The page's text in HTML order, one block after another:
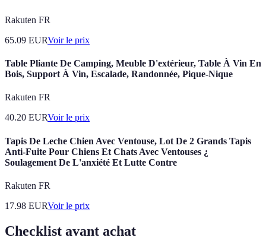
Rakuten FR
65.09 EURVoir le prix
Table Pliante De Camping, Meuble D'extérieur, Table À Vin En
Bois, Support À Vin, Escalade, Randonnée, Pique-Nique
Rakuten FR
40.20 EURVoir le prix
Tapis De Leche Chien Avec Ventouse, Lot De 2 Grands Tapis
Anti-Fuite Pour Chiens Et Chats Avec Ventouses ¿
Soulagement De L'anxiété Et Lutte Contre
Rakuten FR
17.98 EURVoir le prix
Checklist avant achat